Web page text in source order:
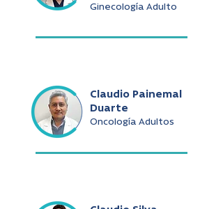
Ginecología Adulto
Claudio Painemal
Duarte
Oncología Adultos